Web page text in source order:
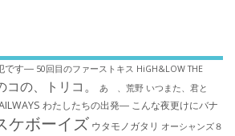
です― 50回目のファーストキス HiGH&LOW THE
コの、トリコ。 あゝ、荒野 いつまた、君と
わたしたちの出発― こんな夜更けにバナ
ケボーイズ ウタモノガタリ オーシャンズ８